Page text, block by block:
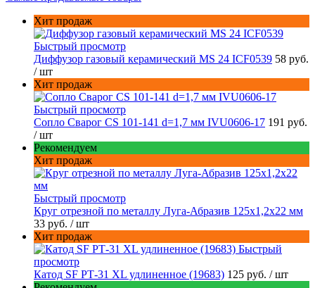
Хит продаж
Быстрый просмотр
Диффузор газовый керамический MS 24 ICF0539 58 руб.
/ шт
Хит продаж
Быстрый просмотр
Сопло Сварог CS 101-141 d=1,7 мм IVU0606-17 191 руб.
/ шт
Рекомендуем
Хит продаж
Быстрый просмотр
Круг отрезной по металлу Луга-Абразив 125x1,2x22 мм
33 руб. / шт
Хит продаж
Быстрый
просмотр
Катод SF РТ-31 XL удлиненное (19683) 125 руб. / шт